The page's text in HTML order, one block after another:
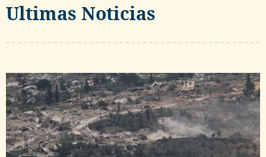
Ultimas Noticias